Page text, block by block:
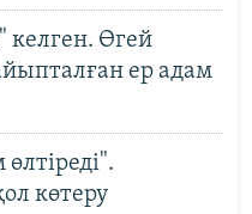
келген. Өгей
ер адам
көтеру